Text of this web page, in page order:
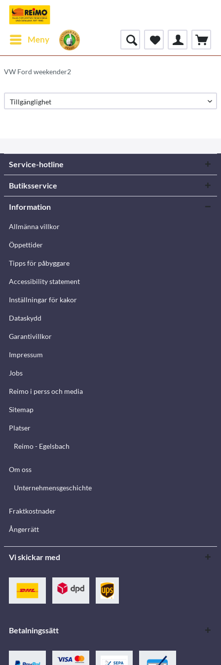
Meny
VW Ford weekender2
Service-hotline
Butiksservice
Information
Allmänna villkor
Öppettider
Tipps för påbyggare
Accessibility statement
Inställningar för kakor
Dataskydd
Garantivillkor
Impressum
Jobs
Reimo i perss och media
Sitemap
Platser
Reimo - Egelsbach
Om oss
Unternehmensgeschichte
Fraktkostnader
Ångerrätt
Vi skickar med
Betalningssätt